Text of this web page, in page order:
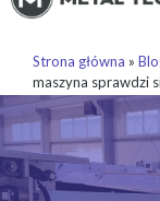
Strona główna »
maszyna sprawdzi